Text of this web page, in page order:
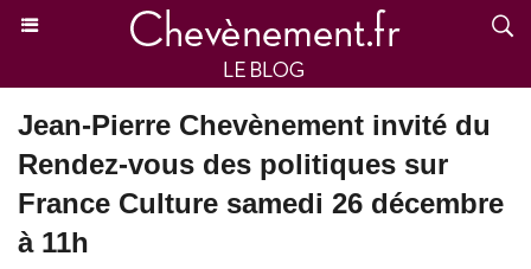
Jean-Pierre Chevènement invité du
Rendez-vous des politiques sur
France Culture samedi 26 décembre
à 11h